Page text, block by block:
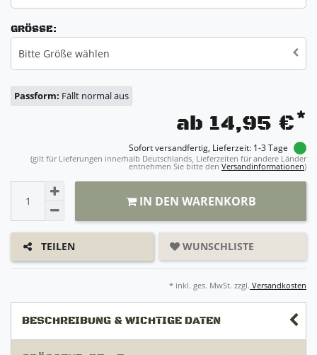
GRÖSSE:
Bitte Größe wählen
Passform: Fällt normal aus
ab 14,95 €*
Sofort versandfertig, Lieferzeit: 1-3 Tage
(gilt für Lieferungen innerhalb Deutschlands, Lieferzeiten für andere Länder
entnehmen Sie bitte den Versandinformationen)
IN DEN WARENKORB
TEILEN WUNSCHLISTE
* inkl. ges. MwSt. zzgl. Versandkosten
BESCHREIBUNG & WICHTIGE DATEN